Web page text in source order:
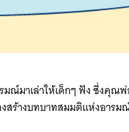
ณ์มาเล่าให้เด็กๆ ฟัง ซึ่งคุณ
สร้างบทบาทสมมติแห่งอารม